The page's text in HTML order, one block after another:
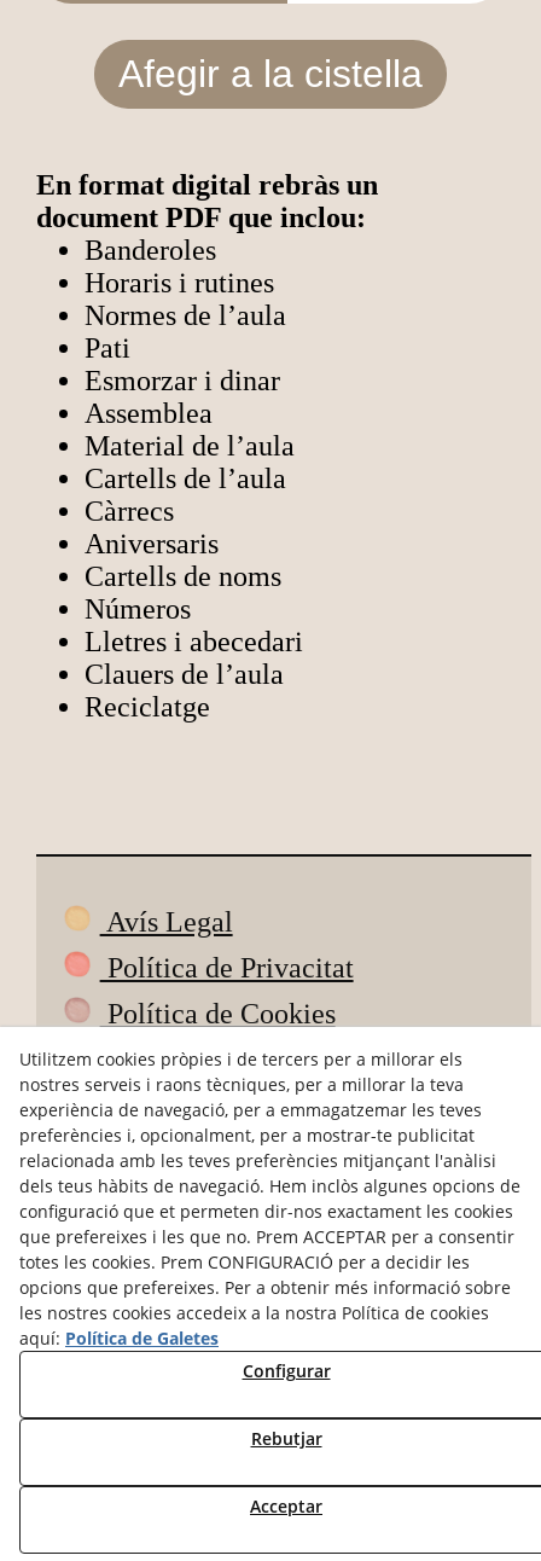
En format digital rebràs un
document PDF que inclou:
Banderoles
Horaris i rutines
Normes de l’aula
Pati
Esmorzar i dinar
Assemblea
Material de l’aula
Cartells de l’aula
Càrrecs
Aniversaris
Cartells de noms
Números
Lletres i abecedari
Clauers de l’aula
Reciclatge
Afegir a la cistella
Avís Legal
Política de Privacitat
Política de Cookies
Condicions de Compra
Devolucions
ODR
hola@petitsdepoble.com
@petits_de_poble
Pagaments segurs
reservats.
Utilitzem cookies pròpies i de tercers per a millorar els
nostres serveis i raons tècniques, per a millorar la teva
experiència de navegació, per a emmagatzemar les teves
preferències i, opcionalment, per a mostrar-te publicitat
relacionada amb les teves preferències mitjançant l'anàlisi
dels teus hàbits de navegació. Hem inclòs algunes opcions de
configuració que et permeten dir-nos exactament les cookies
que prefereixes i les que no. Prem ACCEPTAR per a consentir
totes les cookies. Prem CONFIGURACIÓ per a decidir les
opcions que prefereixes. Per a obtenir més informació sobre
les nostres cookies accedeix a la nostra Política de cookies
aquí: Política de Galetes
Configurar
Rebutjar
Acceptar